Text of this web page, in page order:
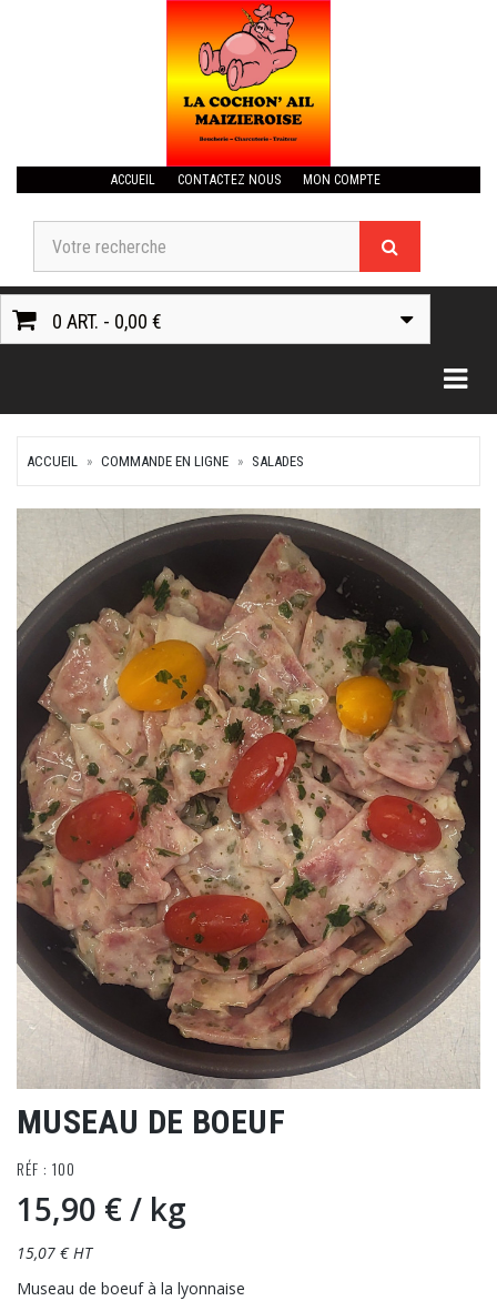
ACCUEIL CONTACTEZ NOUS MON COMPTE
0 ART. - 0,00 €
ACCUEIL COMMANDE EN LIGNE SALADES
MUSEAU DE BOEUF
RÉF : 100
15,90 €/ kg
15,07 € HT
Museau de boeuf à la lyonnaise